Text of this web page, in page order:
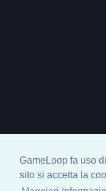
GameLoop fa uso
sito si accetta la